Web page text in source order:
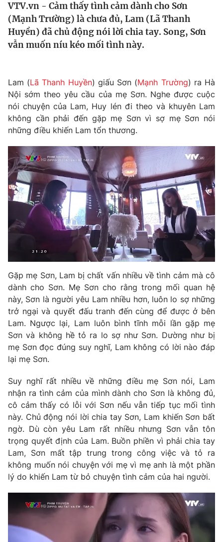
Tin tức
Thế giới đó đây
Câu chuyện quốc tế
Kinh tế
Tài chính
Góc doanh nghiệp
Dữ liệu và đời sống
Truyền hình
Phim VTV
Hậu trường
Nhân vật
Khán giả
Giải sao mai
Giải trí
Điện ảnh
Âm nhạc
Sao
Đời sống
Du lịch
Làm đẹp
Chất lượng cuộc sống
Giáo dục
Tuyển sinh
Học trực tuyến
Công nghệ
Hitech Công nghệ tương lai
Sản phẩm
Thị trường
Tư vấn
Giao lưu trực tuyến
Lịch phát sóng
Chuyên mục khác
Emagazine Podcast
Photo Infographic
Video
VTV Money VTV Thể thao
VTV Sức khoẻ Bất động sản
Thị trường 24h Tấm lòng Việt
VTV4 Vươn mình bằng AI
VTV9 VTV8
Liên hệ tòa soạn English
VTV.vn - Cảm thấy tình cảm dành cho Sơn
(Mạnh Trường) là chưa đủ, Lam (Lã Thanh
Huyền) đã chủ động nói lời chia tay. Song, Sơn
vẫn muốn níu kéo mối tình này.
Lam (Lã Thanh Huyền) giấu Sơn (Mạnh Trường) ra Hà
Nội sớm theo yêu cầu của mẹ Sơn. Nghe được cuộc
nói chuyện của Lam, Huy lén đi theo và khuyên Lam
không cần phải đến gặp mẹ Sơn vì sợ mẹ Sơn nói
những điều khiến Lam tổn thương.
Gặp mẹ Sơn, Lam bị chất vấn nhiều về tình cảm mà cô
dành cho Sơn. Mẹ Sơn cho rằng trong mối quan hệ
này, Sơn là người yêu Lam nhiều hơn, luôn lo sợ những
trở ngại và quyết đấu tranh đến cùng để được ở bên
Lam. Ngược lại, Lam luôn bình tĩnh mỗi lần gặp mẹ
Sơn và không hề tỏ ra lo sợ như Sơn. Dường như bị
mẹ Sơn đọc đúng suy nghĩ, Lam không có lời nào đáp
lại mẹ Sơn.
Suy nghĩ rất nhiều về những điều mẹ Sơn nói, Lam
nhận ra tình cảm của mình dành cho Sơn là không đủ,
cô cảm thấy có lỗi với Sơn nếu vẫn tiếp tục mối tình
này. Chủ động nói lời chia tay Sơn, Lam khiến Sơn bất
ngờ. Dù còn yêu Lam rất nhiều nhưng Sơn vẫn tôn
trọng quyết định của Lam. Buồn phiền vì phải chia tay
Lam, Sơn mất tập trung trong công việc và tỏ ra
không muốn nói chuyện với mẹ vì mẹ anh là một phần
lý do khiến Lam từ bỏ chuyện tình cảm của hai người.